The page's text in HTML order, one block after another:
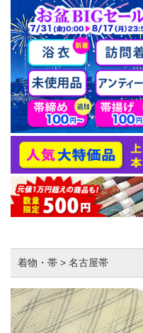
着物・帯 > 名古屋帯